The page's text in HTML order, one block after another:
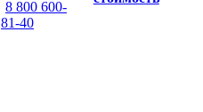
8 800 600-
81-40